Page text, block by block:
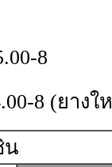
8
8 (ยางใ
น